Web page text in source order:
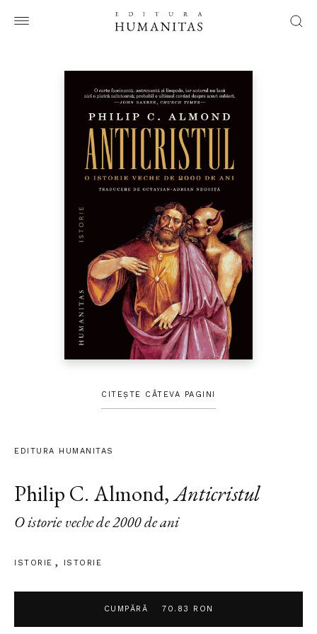
CITEȘTE CÂTEVA PAGINI
EDITURA HUMANITAS
Philip C. Almond,Anticristul
O istorie veche de 2000 de ani
ISTORIE ISTORIE
CUMPĂRĂ 70.83 RON